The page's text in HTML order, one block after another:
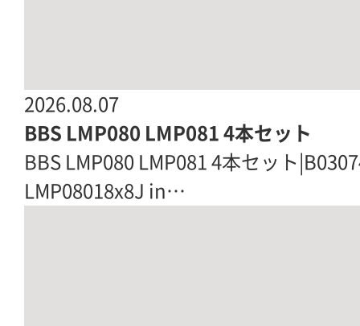
2026.08.07
BBS LMP080 LMP081 4本セット
BBS LMP080 LMP081 4本セット
LMP08018x8J in…